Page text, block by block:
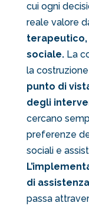
cui ogni
reale valore
terapeutico,
sociale.La
la
punto di
degli
cercano
preferenze
sociali e
di
passa